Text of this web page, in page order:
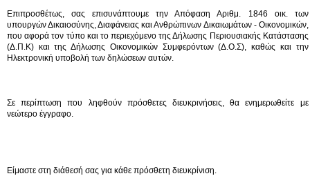
Επιπροσθέτως, σας επισυνάπτουμε την Απόφαση Αριθμ. 1846 οικ. των
υπουργών Δικαιοσύνης, Διαφάνειας και Ανθρώπινων Δικαιωμάτων - Οικονομικών,
που αφορά τον τύπο και το περιεχόμενο της Δήλωσης Περιουσιακής Κατάστασης
(Δ.Π.Κ) και της Δήλωσης Οικονομικών Συμφερόντων (Δ.Ο.Σ), καθώς και την
Ηλεκτρονική υποβολή των δηλώσεων αυτών.
Σε περίπτωση που ληφθούν πρόσθετες διευκρινήσεις, θα ενημερωθείτε με
νεώτερο έγγραφο.
Είμαστε στη διάθεσή σας για κάθε πρόσθετη διευκρίνιση.